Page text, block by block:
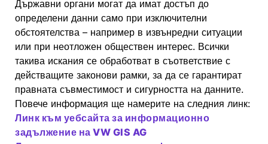
Държавни органи могат да имат достъп до
определени данни само при изключителни
обстоятелства – например в извънредни ситуации
или при неотложен обществен интерес. Всички
такива искания се обработват в съответствие с
действащите законови рамки, за да се гарантират
правната съвместимост и сигурността на данните.
Повече информация ще намерите на следния линк:
Линк към уебсайта за информационно
задължение на VW GIS AG